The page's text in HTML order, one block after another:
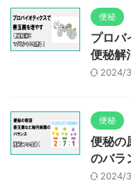
便秘
プロバ
便秘解
2024/
便秘
便秘の
のバラ
2024/